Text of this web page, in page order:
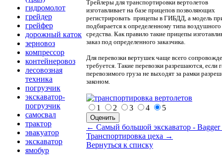
гидромолот
грейдер
грейфер
дорожный каток
зерновоз
компрессор
контейнеровоз
лесовозная
техника
погрузчик
экскаватор-
погрузчик
самосвал
трактор
эвакуатор
экскаватор
ямобур
Трейлеры для транспортировки вертолетов
изготавливает на базе прицепов позволяющих
регистрировать прицепы в ГИБДД, а модель
подбирается к определенному типа воздушного
средства. Как правило такие прицепы
заказ под определенного заказчика.
Для перевозки вертушек чаще всего
требуется. Такие перевозки разрешаются, если
перевозимого груза не выходят за рамки
законом.
1 2 3 4 5
← Самый большой экскаватор - Bagger
Транспортировка цеха →
Вернуться к списку